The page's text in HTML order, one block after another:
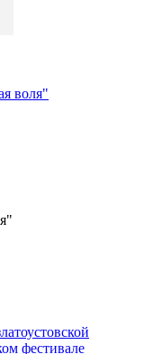
воля"
фестивале